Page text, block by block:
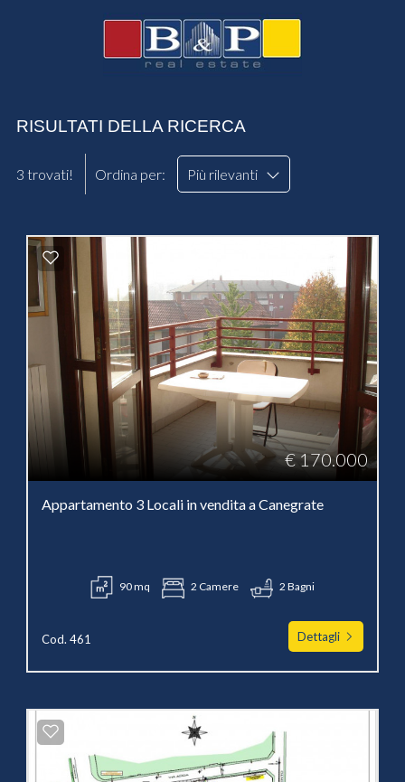
RISULTATI DELLA RICERCA
3 trovati! Ordina per: Più rilevanti
€ 170.000
Appartamento 3 Locali in vendita a Canegrate
90 mq 2 Camere 2 Bagni
Cod. 461 Dettagli